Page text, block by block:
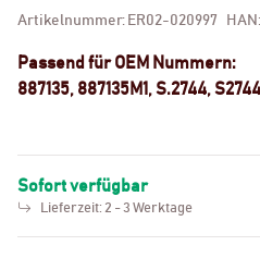
Artikelnummer: ER02-020997 HAN:
Passend für OEM Nummern:
887135, 887135M1, S.2744,
Sofort verfügbar
Lieferzeit: 2 - 3 Werktage